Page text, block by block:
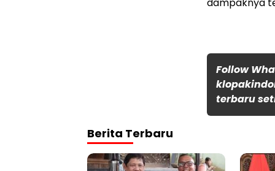
Follow
terbaru
Berita Terbaru